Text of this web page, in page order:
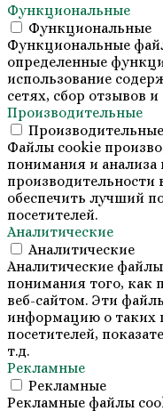
Функциональные
Функциональные
Функциональные
определенные
использование
сетях, сбор отзывов
Производительные
Производительные
Файлы cookie
понимания и анализа
производительности
обеспечить лучший
посетителей.
Аналитические
Аналитические
Аналитические
понимания того, как
веб-сайтом. Эти
информацию о таких
посетителей,
т.д.
Рекламные
Рекламные
Рекламные файлы